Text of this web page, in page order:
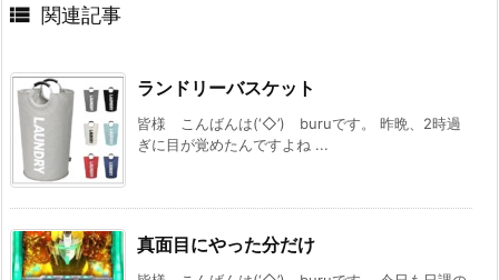
 関連記事
ランドリーバスケット
皆様 こんばんは(‘◇’)ゞburuです。 昨晩、2時過
ぎに目が覚めたんですよね ...
真面目にやった分だけ